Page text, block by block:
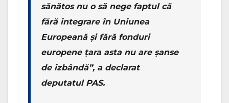
sănătos nu o să nege faptul că
fără integrare în Uniunea
Europeană și fără fonduri
europene țara asta nu are șanse
de izbândă”, a declarat
deputatul PAS.